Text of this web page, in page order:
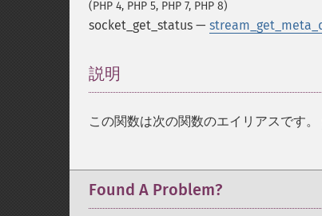
(PHP 4, PHP 5, PHP 7, PHP 8)
socket_get_status —
説明
この関数は次の関数のエイリアスです。
Found A Problem?